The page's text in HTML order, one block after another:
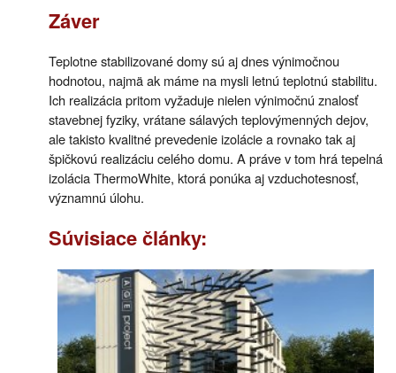
Záver
Teplotne stabilizované domy sú aj dnes výnimočnou
hodnotou, najmä ak máme na mysli letnú teplotnú stabilitu.
Ich realizácia pritom vyžaduje nielen výnimočnú znalosť
stavebnej fyziky, vrátane sálavých teplovýmenných dejov,
ale takisto kvalitné prevedenie izolácie a rovnako tak aj
špičkovú realizáciu celého domu. A práve v tom hrá tepelná
izolácia ThermoWhite, ktorá ponúka aj vzduchotesnosť,
významnú úlohu.
Súvisiace články: